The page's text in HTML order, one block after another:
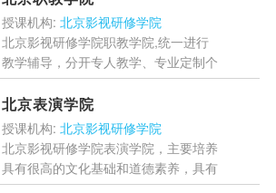
吧!...[详情]
授课机构: 北京影视研修学院
北京影视研修学院职教学院,统一进行
教学辅导，分开专人教学、专业定制个
人学习方案、因材施教，专业教师团队
进行辅导，对我们的成绩有效的提高，
想要了解详情，欢迎前来咨...
北京表演学院
授课机构: 北京影视研修学院
北京影视研修学院表演学院，主要培养
具有很高的文化基础和道德素养，具有
良好的职业道德和创新能力，想要了解